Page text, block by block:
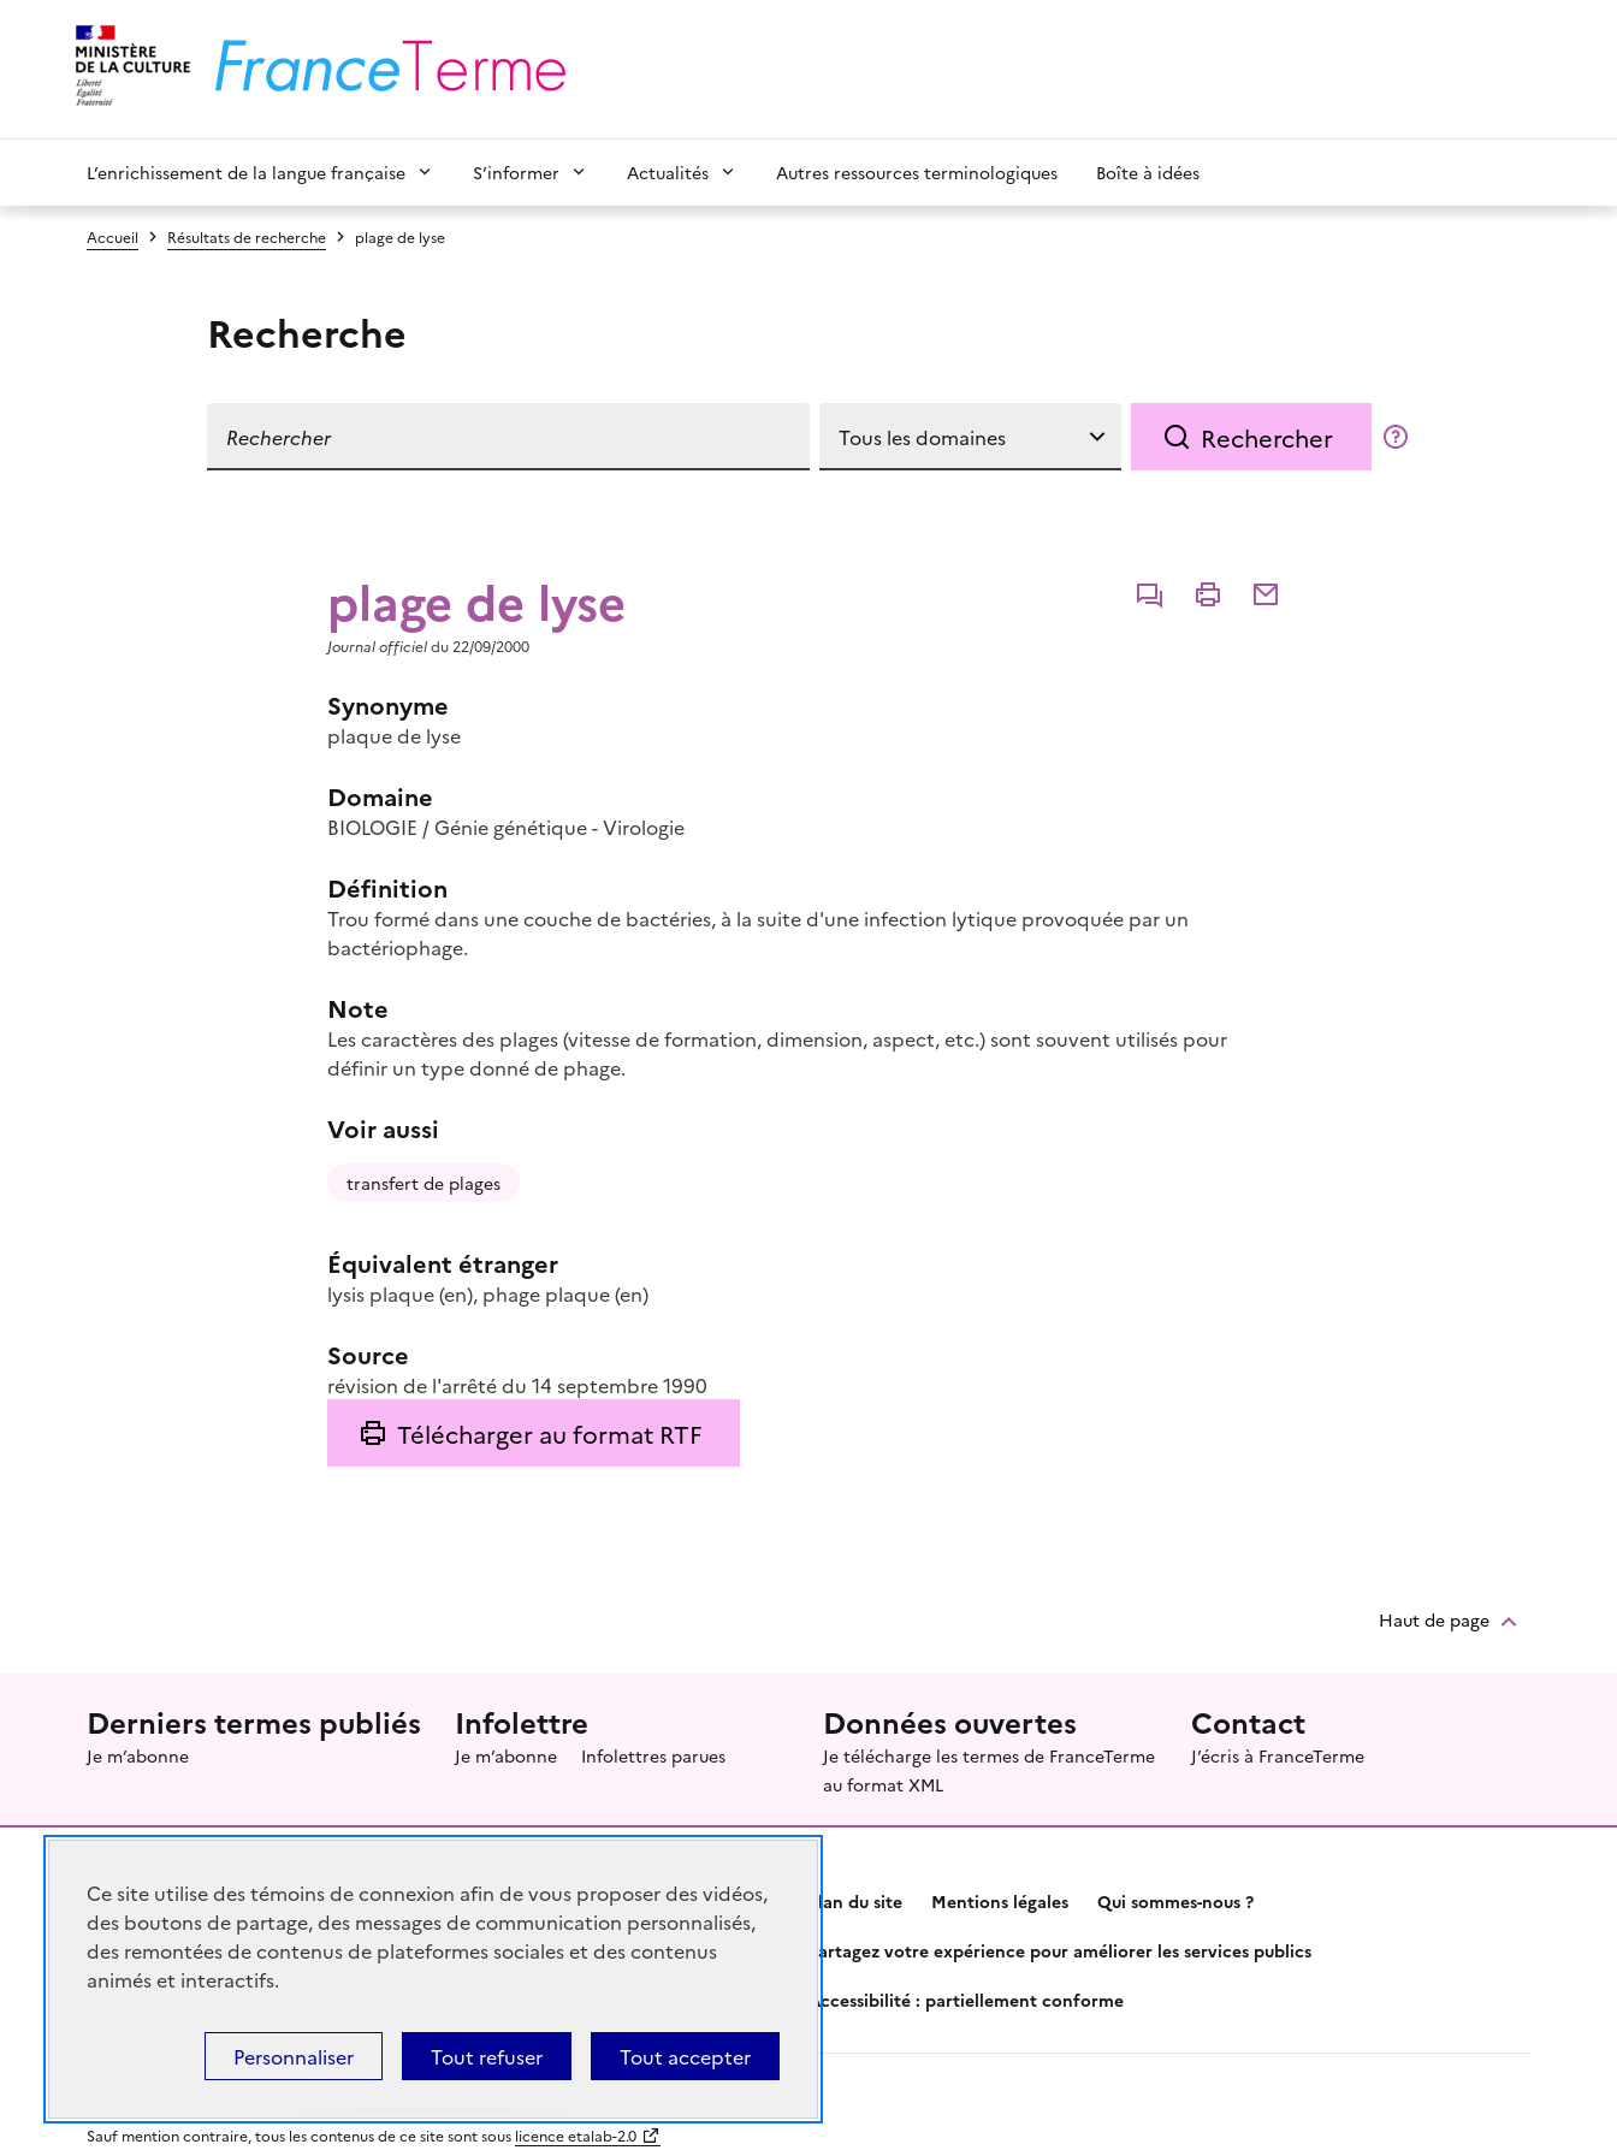
L’enrichissement de la langue française S’informer Actualités Autres ressources terminologiques Boîte à idées
Accueil Résultats de recherche plage de lyse
Recherche
Rechercher
plage de lyse CommenterImprimerPartager par courriel
Journal officieldu 22/09/2000
Synonyme
plaque de lyse
Domaine
BIOLOGIE / Génie génétique - Virologie
Définition
Trou formé dans une couche de bactéries, à la suite d'une infection lytique provoquée par un
bactériophage.
Note
Les caractères des plages (vitesse de formation, dimension, aspect, etc.) sont souvent utilisés pour
définir un type donné de phage.
Voir aussi
transfert de plages
Équivalent étranger
lysis plaque(en), phage plaque(en)
Source
révision de l'arrêté du 14 septembre 1990
Télécharger au format RTF
Haut de page
Menu prefooter
Derniers termes publiés
Je m’abonne
Infolettre
Je m’abonne Infolettres parues
Données ouvertes
Je télécharge les termes de FranceTerme
au format XML
Contact
J’écris à FranceTerme
RÉPUBLIQUE
FRANÇAISE
Plan du site Mentions légales Qui sommes-nous ?
Partagez votre expérience pour améliorer les services publics
Accessibilité : partiellement conforme
legifrance.gouv.fr gouvernement.fr
Sauf mention contraire, tous les contenus de ce site sont sous licence etalab-2.0
Ce site utilise des témoins de connexion afin de vous proposer des vidéos,
des boutons de partage, des messages de communication personnalisés,
des remontées de contenus de plateformes sociales et des contenus
animés et interactifs.
Tout accepter
Tout refuser
Personnaliser